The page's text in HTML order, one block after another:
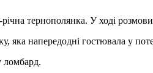
тернополянка. У ході
яка напередодні гостювала у
ломбард.